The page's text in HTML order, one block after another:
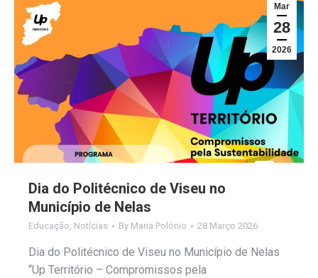
Mar
28
2026
Dia do Politécnico de Viseu no
Município de Nelas
Educação, Notícias By Maria Polónio 28 Março 2026
Dia do Politécnico de Viseu no Município de Nelas
“Up Território – Compromissos pela